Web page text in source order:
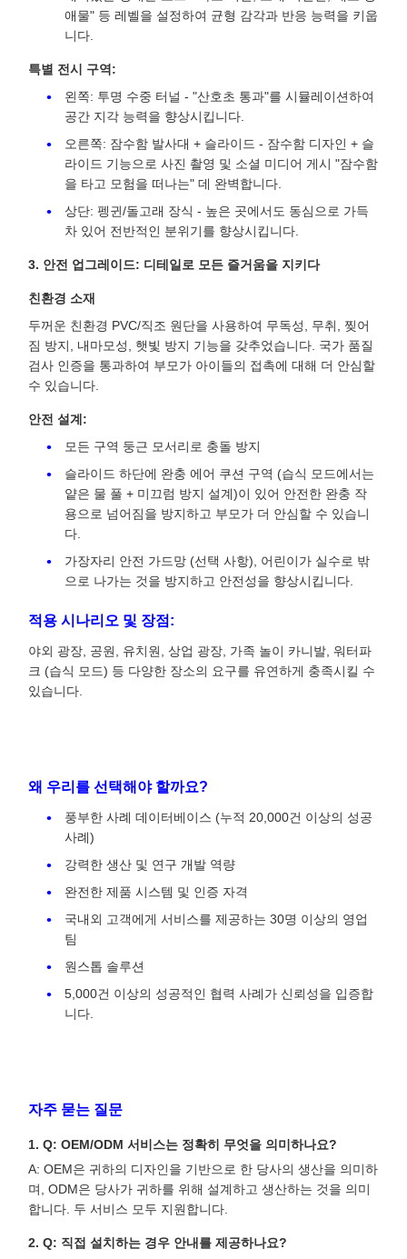
애물" 등 레벨을 설정하여 균형 감각과 반응 능력을 키웁
니다.
특별 전시 구역:
왼쪽: 투명 수중 터널 - "산호초 통과"를 시뮬레이션하여
공간 지각 능력을 향상시킵니다.
오른쪽: 잠수함 발사대 + 슬라이드 - 잠수함 디자인 + 슬
라이드 기능으로 사진 촬영 및 소셜 미디어 게시 "잠수함
을 타고 모험을 떠나는" 데 완벽합니다.
상단: 펭귄/돌고래 장식 - 높은 곳에서도 동심으로 가득
차 있어 전반적인 분위기를 향상시킵니다.
3. 안전 업그레이드: 디테일로 모든 즐거움을 지키다
친환경 소재
두꺼운 친환경 PVC/직조 원단을 사용하여 무독성, 무취, 찢어
짐 방지, 내마모성, 햇빛 방지 기능을 갖추었습니다. 국가 품질
검사 인증을 통과하여 부모가 아이들의 접촉에 대해 더 안심할
수 있습니다.
안전 설계:
모든 구역 둥근 모서리로 충돌 방지
슬라이드 하단에 완충 에어 쿠션 구역 (습식 모드에서는
얕은 물 풀 + 미끄럼 방지 설계)이 있어 안전한 완충 작
용으로 넘어짐을 방지하고 부모가 더 안심할 수 있습니
다.
가장자리 안전 가드망 (선택 사항), 어린이가 실수로 밖
으로 나가는 것을 방지하고 안전성을 향상시킵니다.
적용 시나리오 및 장점:
야외 광장, 공원, 유치원, 상업 광장, 가족 놀이 카니발, 워터파
크 (습식 모드) 등 다양한 장소의 요구를 유연하게 충족시킬 수
있습니다.
왜 우리를 선택해야 할까요?
풍부한 사례 데이터베이스 (누적 20,000건 이상의 성공
사례)
강력한 생산 및 연구 개발 역량
완전한 제품 시스템 및 인증 자격
국내외 고객에게 서비스를 제공하는 30명 이상의 영업
팀
원스톱 솔루션
5,000건 이상의 성공적인 협력 사례가 신뢰성을 입증합
니다.
자주 묻는 질문
1. Q: OEM/ODM 서비스는 정확히 무엇을 의미하나요?
A: OEM은 귀하의 디자인을 기반으로 한 당사의 생산을 의미하
며, ODM은 당사가 귀하를 위해 설계하고 생산하는 것을 의미
합니다. 두 서비스 모두 지원합니다.
2. Q: 직접 설치하는 경우 안내를 제공하나요?